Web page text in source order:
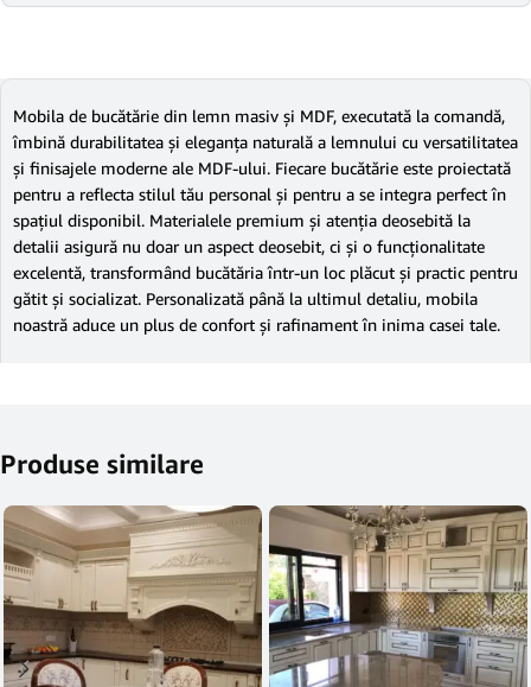
Mobila de bucătărie din lemn masiv și MDF, executată la comandă,
îmbină durabilitatea și eleganța naturală a lemnului cu versatilitatea
și finisajele moderne ale MDF-ului. Fiecare bucătărie este proiectată
pentru a reflecta stilul tău personal și pentru a se integra perfect în
spațiul disponibil. Materialele premium și atenția deosebită la
detalii asigură nu doar un aspect deosebit, ci și o funcționalitate
excelentă, transformând bucătăria într-un loc plăcut și practic pentru
gătit și socializat. Personalizată până la ultimul detaliu, mobila
noastră aduce un plus de confort și rafinament în inima casei tale.
Produse similare